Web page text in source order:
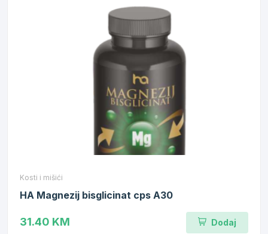
Kosti i mišići
HA Magnezij bisglicinat cps A30
31.40 KM Dodaj